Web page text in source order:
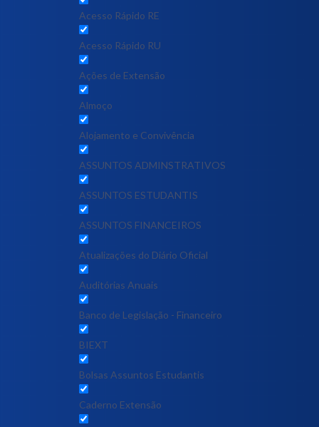
Acesso Rápido RE
Acesso Rápido RU
Ações de Extensão
Almoço
Alojamento e Convivência
ASSUNTOS ADMINSTRATIVOS
ASSUNTOS ESTUDANTIS
ASSUNTOS FINANCEIROS
Atualizações do Diário Oficial
Auditórias Anuais
Banco de Legislação - Financeiro
BIEXT
Bolsas Assuntos Estudantis
Caderno Extensão